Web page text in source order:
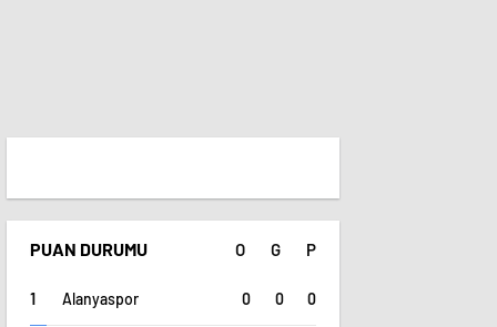
PUAN DURUMU O G P
Alanyaspor 0 0 0